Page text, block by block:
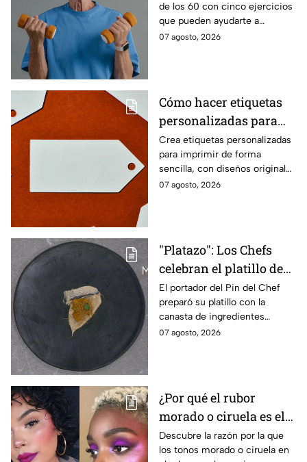
60
de los 60 con cinco ejercicios
que pueden ayudarte a
recuperar fuerza, movilidad y
07 agosto, 2026
Cómo hacer etiquetas
personalizadas para
imprimir
Crea etiquetas personalizadas
para imprimir de forma
sencilla, con diseños originales
y detalles adaptados a tus
07 agosto, 2026
"Platazo": Los Chefs
celebran el platillo de
Lancer en la gala de
salvación de
MasterChef 24/7
El portador del Pin del Chef
preparó su platillo con la
canasta de ingredientes
exóticos que contenía erizo de
07 agosto, 2026
¿Por qué el rubor
morado o ciruela es el
mejor secreto para
iluminar las pieles
Descubre la razón por la que
los tonos morado o ciruela en